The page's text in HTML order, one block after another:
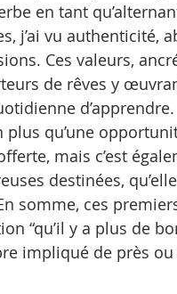
en tant
j’ai vu authenticité,
Ces valeurs,
de rêves y
d’apprendre.
plus qu’une
mais c’est
destinées,
somme, ces
“qu’il y a plus de
impliqué de près